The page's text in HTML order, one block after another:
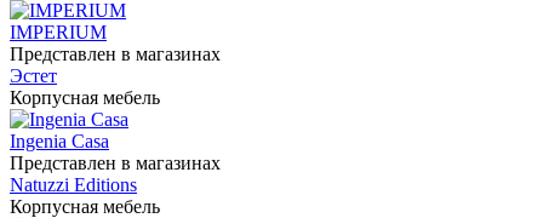
IMPERIUM
Представлен в магазинах
Эстет
Корпусная мебель
Ingenia Casa
Представлен в магазинах
Natuzzi Editions
Корпусная мебель